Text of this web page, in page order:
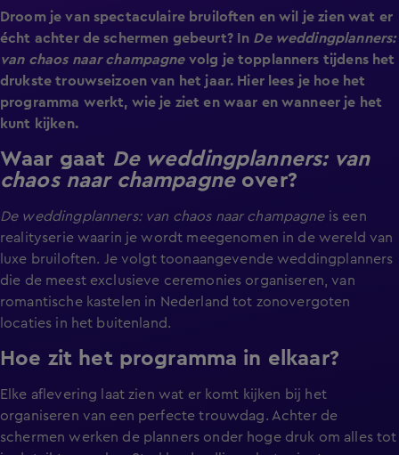
Droom je van spectaculaire bruiloften en wil je zien wat er
écht achter de schermen gebeurt? In De weddingplanners:
van chaos naar champagnevolg je topplanners tijdens het
drukste trouwseizoen van het jaar. Hier lees je hoe het
programma werkt, wie je ziet en waar en wanneer je het
kunt kijken.
Waar gaat De weddingplanners: van
chaos naar champagneover?
De weddingplanners: van chaos naar champagneis een
realityserie waarin je wordt meegenomen in de wereld van
luxe bruiloften. Je volgt toonaangevende weddingplanners
die de meest exclusieve ceremonies organiseren, van
romantische kastelen in Nederland tot zonovergoten
locaties in het buitenland.
Hoe zit het programma in elkaar?
Elke aflevering laat zien wat er komt kijken bij het
organiseren van een perfecte trouwdag. Achter de
schermen werken de planners onder hoge druk om alles tot